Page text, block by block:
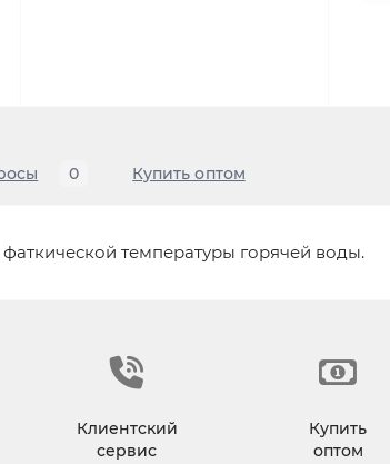
0 Купить оптом
температуры горячей воды.
Клиентский
сервис
Купить
оптом